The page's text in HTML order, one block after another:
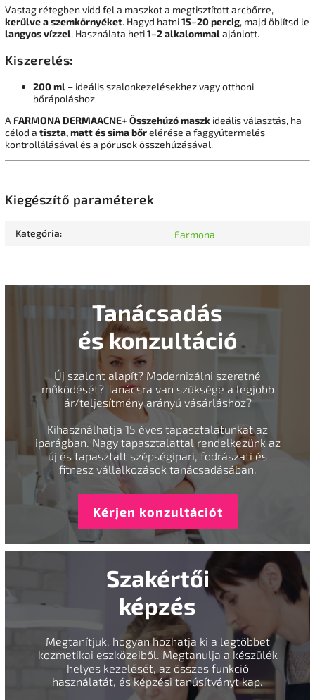
Vastag rétegben vidd fel a maszkot a megtisztított arcbőrre,
kerülve a szemkörnyéket. Hagyd hatni15–20 percig, majd öblítsd le
langyos vízzel. Használata heti1–2 alkalommalajánlott.
Kiszerelés:
200 ml – ideális szalonkezelésekhez vagy otthoni
bőrápoláshoz
A FARMONA DERMAACNE+ Összehúzó maszk ideális választás, ha
célod a tiszta, matt és sima bőrelérése a faggyútermelés
kontrollálásával és a pórusok összehúzásával.
Kiegészítő paraméterek
Kategória: Farmona
Tanácsadás
és konzultáció
Új szalont alapít? Modernizálni szeretné
működését? Tanácsra van szüksége a legjobb
ár/teljesítmény arányú vásárláshoz?
Kihasználhatja 15 éves tapasztalatunkat az
iparágban. Nagy tapasztalattal rendelkezünk az
új és tapasztalt szépségipari, fodrászati és
fitnesz vállalkozások tanácsadásában.
Kérjen konzultációt
Szakértői
képzés
Megtanítjuk, hogyan hozhatja ki a legtöbbet
kozmetikai eszközeiből. Megtanulja a készülék
helyes kezelését, az összes funkció
használatát, és képzési tanúsítványt kap.